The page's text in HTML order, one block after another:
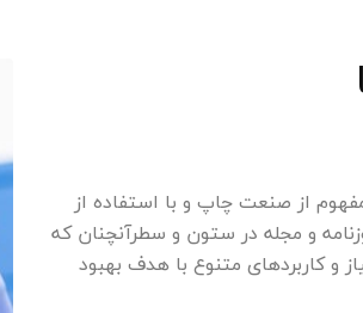
از صنعت چاپ و با استفاده از
و مجله در ستون و سطرآنچنان که
و کاربردهای متنوع با هدف بهبود